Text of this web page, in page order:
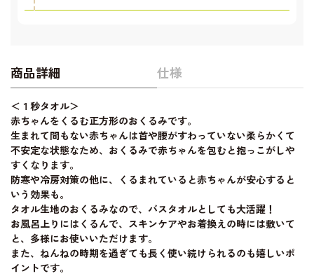
商品詳細 仕様
＜１秒タオル＞
赤ちゃんをくるむ正方形のおくるみです。
生まれて間もない赤ちゃんは首や腰がすわっていない柔らかくて
不安定な状態なため、おくるみで赤ちゃんを包むと抱っこがしや
すくなります。
防寒や冷房対策の他に、くるまれていると赤ちゃんが安心すると
いう効果も。
タオル生地のおくるみなので、バスタオルとしても大活躍！
お風呂上りにはくるんで、スキンケアやお着換えの時には敷いて
と、多様にお使いいただけます。
また、ねんねの時期を過ぎても長く使い続けられるのも嬉しいポ
イントです。